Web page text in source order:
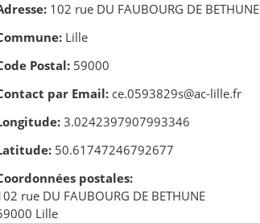
102 rue DU FAUBOURG DE BETHUNE
Lille
Postal: 59000
par Email: ce.0593829s@ac-lille.fr
3.0242397907993346
50.61747246792677
postales:
rue DU FAUBOURG DE BETHUNE
Lille